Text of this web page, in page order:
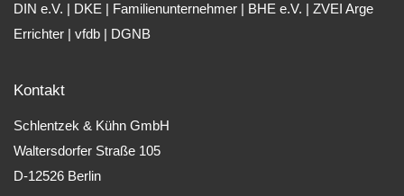
DIN e.V. | DKE | Familienunternehmer | BHE e.V. | ZVEI Arge
Errichter | vfdb | DGNB
Kontakt
Schlentzek & Kühn GmbH
Waltersdorfer Straße 105
D-12526 Berlin